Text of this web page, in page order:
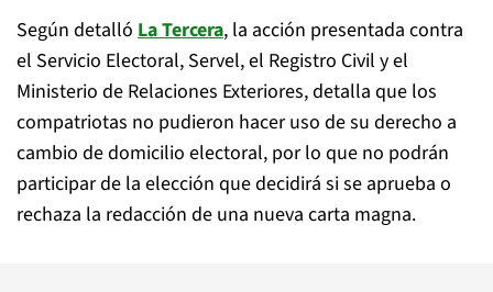
Según detalló La Tercera, la acción presentada contra
el Servicio Electoral, Servel, el Registro Civil y el
Ministerio de Relaciones Exteriores, detalla que los
compatriotas no pudieron hacer uso de su derecho a
cambio de domicilio electoral, por lo que no podrán
participar de la elección que decidirá si se aprueba o
rechaza la redacción de una nueva carta magna.